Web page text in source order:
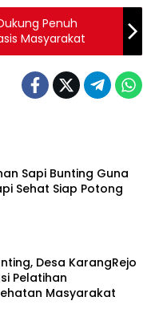
Penuh
Masyarakat
Sapi Bunting Guna
Sehat Siap Potong
Desa KarangRejo
Pelatihan
Masyarakat